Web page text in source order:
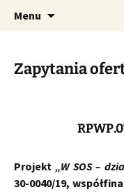
"SOS" w
Stowarzyszenie
Wielkopolskiej.
Wielkopolskiej.
Menu
Zapytania
Projekt„W SOS –
30-0040/19,